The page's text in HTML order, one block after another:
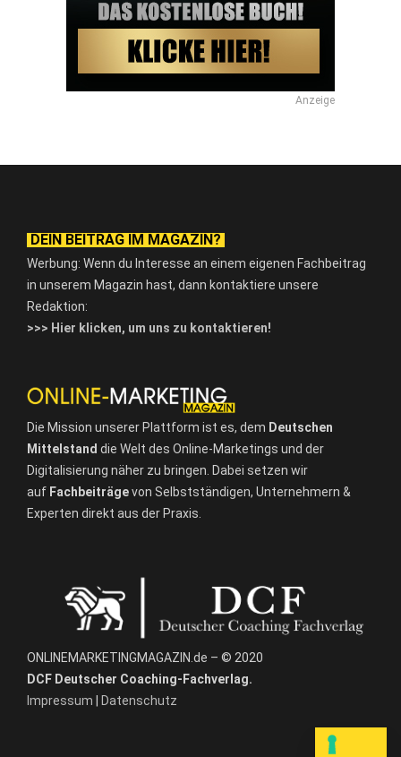
Anzeige
DEIN BEITRAG IM MAGAZIN?
Werbung: Wenn du Interesse an einem eigenen Fachbeitrag
in unserem Magazin hast, dann kontaktiere unsere
Redaktion:
>>> Hier klicken, um uns zu kontaktieren!
Die Mission unserer Plattform ist es, dem Deutschen
Mittelstand die Welt des Online-Marketings und der
Digitalisierung näher zu bringen. Dabei setzen wir
auf Fachbeiträgevon Selbstständigen, Unternehmern &
Experten direkt aus der Praxis.
ONLINEMARKETINGMAGAZIN.de – © 2020
DCF Deutscher Coaching-Fachverlag.
Impressum
Datenschutz